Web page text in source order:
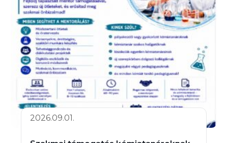
2026.09.01.